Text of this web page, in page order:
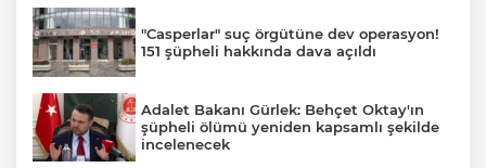
"Casperlar" suç örgütüne dev operasyon!
151 şüpheli hakkında dava açıldı
Adalet Bakanı Gürlek: Behçet Oktay'ın
şüpheli ölümü yeniden kapsamlı şekilde
incelenecek